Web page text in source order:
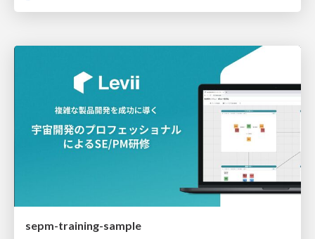
sepm-training-sample